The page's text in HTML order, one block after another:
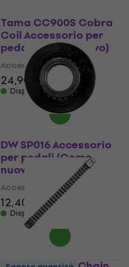
Tama CC900S Cobra
Coil Accessorio per
pedali (Come nuovo)
Accessorio per pedali
24,90 €26,90 €
Disponibile
DW SP016 Accessorio
per pedali (Come
nuovo)
Accessorio per pedali
12,40 € 12,80 €
Disponibile